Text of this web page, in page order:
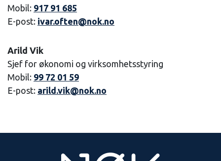
Mobil: 917 91 685
E-post: ivar.often@nok.no
Arild Vik
Sjef for økonomi og virksomhetsstyring
Mobil: 99 72 01 59
E-post: arild.vik@nok.no